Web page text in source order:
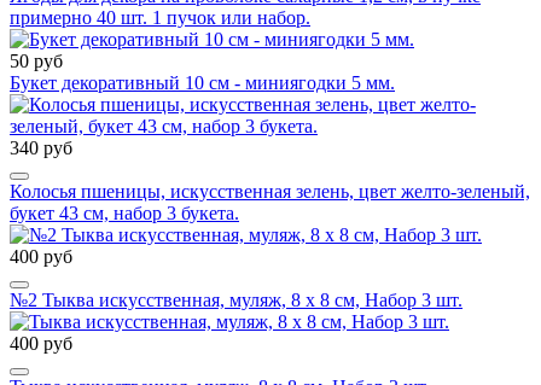
примерно 40 шт. 1 пучок или набор.
50 руб
Букет декоративный 10 см - миниягодки 5 мм.
340 руб
Колосья пшеницы, искусственная зелень, цвет желто-зеленый,
букет 43 см, набор 3 букета.
400 руб
№2 Тыква искусственная, муляж, 8 х 8 см, Набор 3 шт.
400 руб